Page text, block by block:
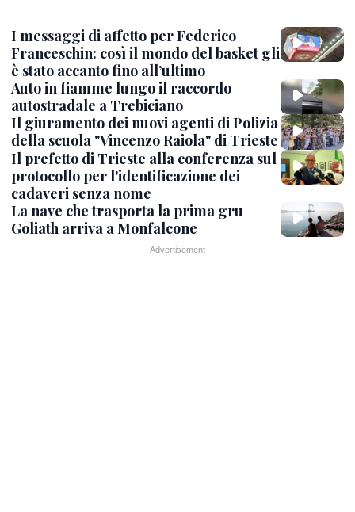
I messaggi di affetto per Federico
Franceschin: così il mondo del basket gli
è stato accanto fino all’ultimo
Auto in fiamme lungo il raccordo
autostradale a Trebiciano
Il giuramento dei nuovi agenti di Polizia
della scuola "Vincenzo Raiola" di Trieste
Il prefetto di Trieste alla conferenza sul
protocollo per l'identificazione dei
cadaveri senza nome
La nave che trasporta la prima gru
Goliath arriva a Monfalcone